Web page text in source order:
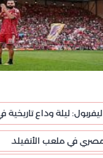
ليلة وداع تاريخية
في ملعب الأنفيلد